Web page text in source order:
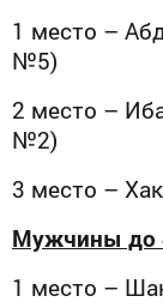
1 место –
№5)
2 место –
№2)
3 место –
Мужчины до
1 место –